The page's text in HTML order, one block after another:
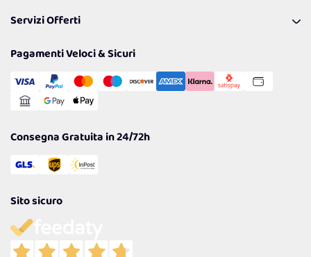
Politiche per la parità di genere
Resi
Spedizioni
Cookie Policy
Gestisci Cookie
Servizi Offerti
Reso Facile e Veloce
Pagamenti Veloci & Sicuri
Consegna Gratuita in 24/72h
Sito sicuro